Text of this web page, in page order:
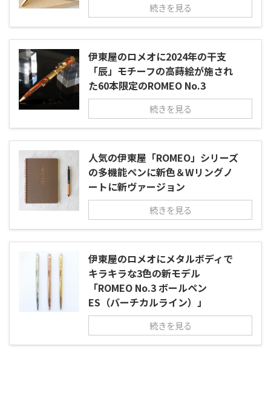
続きを見る
伊東屋のロメオに2024年の干支
「辰」モチーフの高蒔絵が施され
た60本限定のROMEO No.3
続きを見る
人気の伊東屋「ROMEO」シリーズ
の多機能ペンに新色＆Wリングノ
ートに新ヴァージョン
続きを見る
伊東屋のロメオにメタルボディで
キラキラな3色の新モデル
「ROMEO No.3 ボールペン
ES（バーチカルライン）」
続きを見る